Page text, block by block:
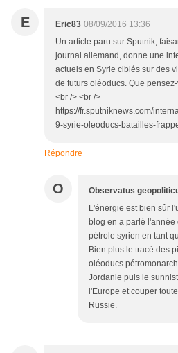
E Eric83 08/09/2016 13:36
Un article paru sur Sputnik,
journal allemand, donne une
actuels en Syrie ciblés sur des
de futurs oléoducs. Que
<br /> <br />
https://fr.sputniknews.com/
9-syrie-oleoducs-batailles-
Répondre
O Observatus
L'énergie est bien sûr
blog en a parlé
pétrole syrien en tant
Bien plus le tracé des
oléoducs
Jordanie puis le
l'Europe et couper
Russie.